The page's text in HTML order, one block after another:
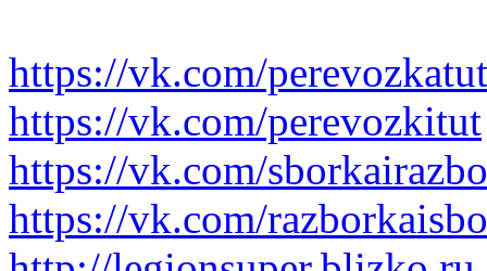
https://vk.com/perevozkatut
https://vk.com/perevozkitut
https://vk.com/
https://vk.com/